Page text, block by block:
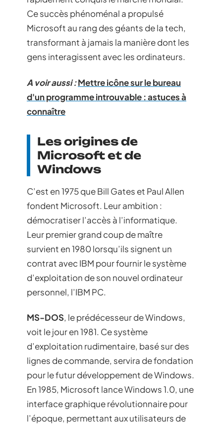
Ce succès phénoménal a propulsé
Microsoft au rang des géants de la tech,
transformant à jamais la manière dont les
gens interagissent avec les ordinateurs.
A voir aussi :Mettre icône sur le bureau
d'un programme introuvable : astuces à
connaître
Les origines de
Microsoft et de
Windows
C’est en 1975 que Bill Gates et Paul Allen
fondent Microsoft. Leur ambition :
démocratiser l’accès à l’informatique.
Leur premier grand coup de maître
survient en 1980 lorsqu’ils signent un
contrat avec IBM pour fournir le système
d’exploitation de son nouvel ordinateur
personnel, l’IBM PC.
MS-DOS, le prédécesseur de Windows,
voit le jour en 1981. Ce système
d’exploitation rudimentaire, basé sur des
lignes de commande, servira de fondation
pour le futur développement de Windows.
En 1985, Microsoft lance Windows 1.0, une
interface graphique révolutionnaire pour
l’époque, permettant aux utilisateurs de